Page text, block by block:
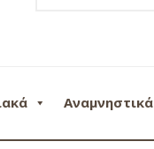
Αναμνηστικά